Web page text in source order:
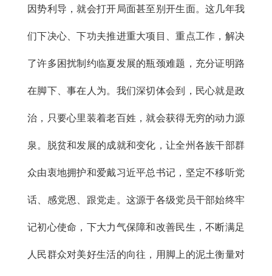
因势利导，就会打开局面甚至别开生面。这几年我
们下决心、下功夫推进重大项目、重点工作，解决
了许多困扰制约临夏发展的瓶颈难题，充分证明路
在脚下、事在人为。我们深切体会到，民心就是政
治，只要心里装着老百姓，就会获得无穷的动力源
泉。脱贫和发展的成就和变化，让全州各族干部群
众由衷地拥护和爱戴习近平总书记，坚定不移听党
话、感党恩、跟党走。这源于各级党员干部始终牢
记初心使命，下大力气保障和改善民生，不断满足
人民群众对美好生活的向往，用脚上的泥土衡量对